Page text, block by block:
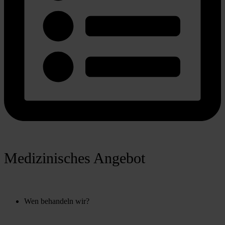
Medizinisches Angebot
Wen behandeln wir?